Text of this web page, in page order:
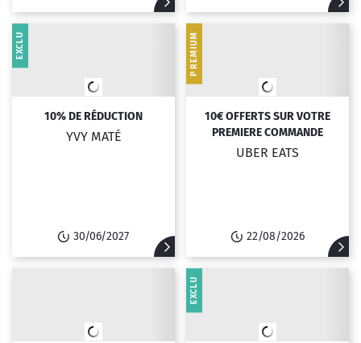
10% DE RÉDUCTION
YVY MATÉ
30/06/2027
EXCLU
10€ OFFERTS SUR VOTRE
PREMIERE COMMANDE
UBER EATS
22/08/2026
PREMIUM
EXCLU